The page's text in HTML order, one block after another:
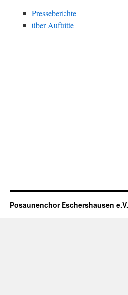
Presseberichte
über Auftritte
Posaunenchor Eschershausen e.V.